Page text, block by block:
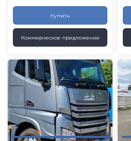
Купить
Коммерческое предложение